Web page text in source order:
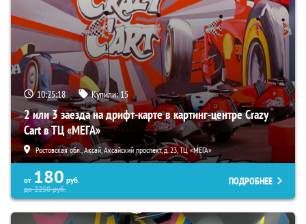
10:25:16 Купили:15
2 или 3 заезда на дрифт-карте в картинг-центре Crazy
Cart в ТЦ «МЕГА»
Ростовская обл., Аксай, Аксайский проспект, д. 23, ТЦ «МЕГА»
от 180 руб.
до2250руб.
ПОДРОБНЕЕ